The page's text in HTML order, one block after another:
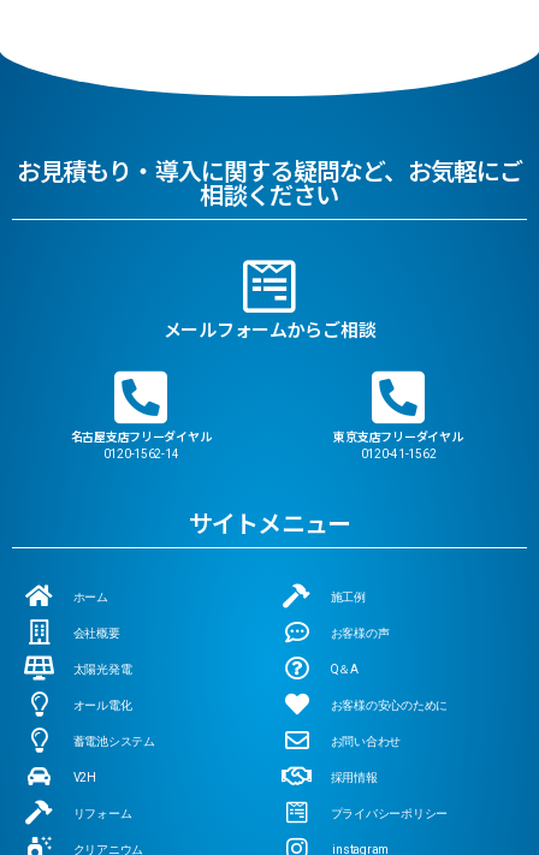
お見積もり・導入に関する疑問など、お気軽にご
相談ください
メールフォームからご相談
名古屋支店フリーダイヤル
0120-1562-14
東京支店フリーダイヤル
0120-41-1562
サイトメニュー
ホーム
会社概要
太陽光発電
オール電化
蓄電池システム
V2H
リフォーム
クリアニウム
施工例
お客様の声
Q＆A
お客様の安心のために
お問い合わせ
採用情報
プライバシーポリシー
instagram